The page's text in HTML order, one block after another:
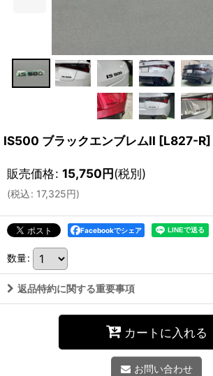
IS500 ブラックエンブレムII [L827-R]
販売価格: 15,750円(税別)
(税込: 17,325円)
Facebookでシェア
数量:
返品特約に関する重要事項
カートに入れる
お問い合わせ